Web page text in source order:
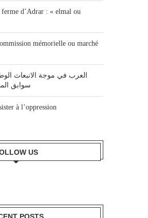
d’Adrar : « elmal ou
mémorielle ou marché
العرب في موجة الانبعاث
سوابق
à l’oppression
US